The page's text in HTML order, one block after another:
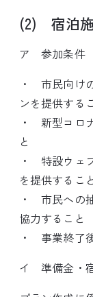
(2) 宿泊
ア 参加条件
・ 市民向け
ンを提供する
・ 新型コロ
と
・ 特設ウェ
を提供すること
・ 市民への
協力すること
・ 事業終了
イ 準備金・